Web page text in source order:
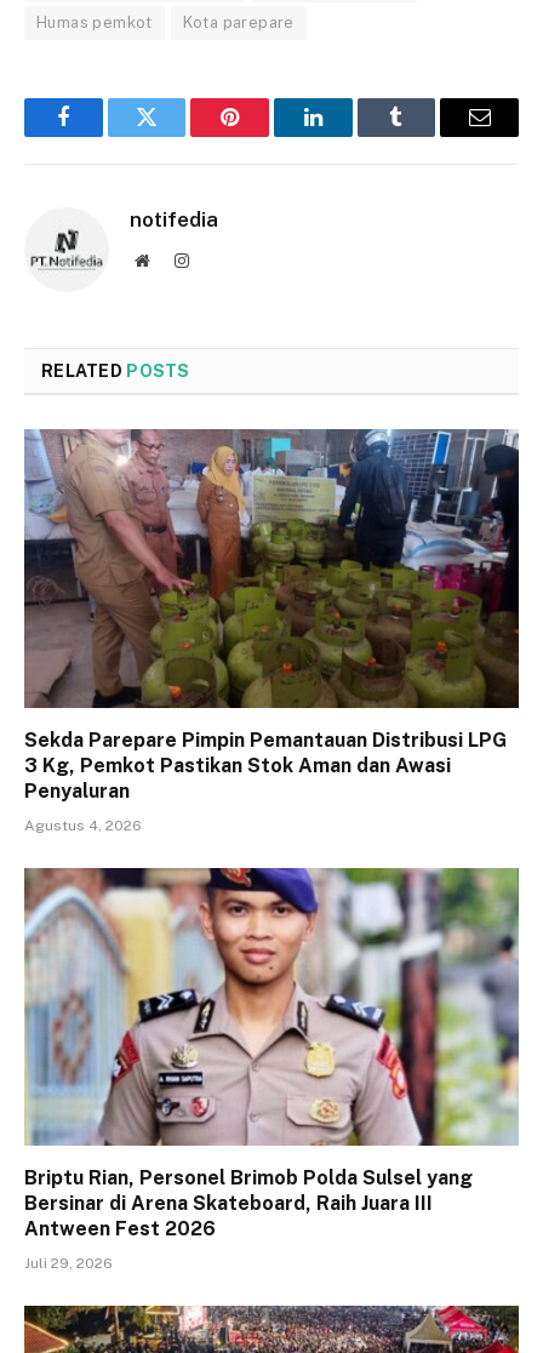
Humas pemkot Kota parepare
FacebookTwitter Pinterest LinkedInTumblr Email
notifedia
WebsiteInstagram
RELATED POSTS
Sekda Parepare Pimpin Pemantauan Distribusi LPG
3 Kg, Pemkot Pastikan Stok Aman dan Awasi
Penyaluran
Agustus 4, 2026
Briptu Rian, Personel Brimob Polda Sulsel yang
Bersinar di Arena Skateboard, Raih Juara III
Antween Fest 2026
Juli 29, 2026